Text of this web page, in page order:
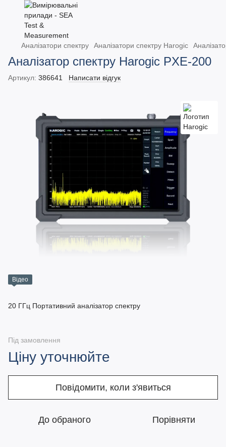
Аналізатори спектру Аналізатори спектру Harogic
Аналізатор спектру Harogic PXE-200
Артикул: 386641 Написати відгук
Відео
20 ГГц Портативний аналізатор спектру
Під замовлення
Ціну уточнюйте
Повідомити, коли з'явиться
До обраного Порівняти